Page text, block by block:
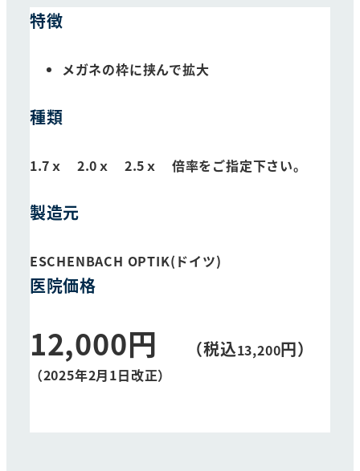
特徴
メガネの枠に挟んで拡大
種類
1.7ｘ 2.0ｘ 2.5ｘ 倍率をご指定下さい。
製造元
ESCHENBACH OPTIK(ドイツ)
医院価格
12,000円 （税込13,200円）
（2025年2月1日改正）